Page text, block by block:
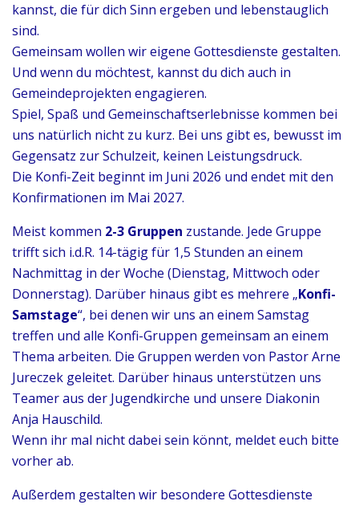
kannst, die für dich Sinn ergeben und lebenstauglich
sind.
Gemeinsam wollen wir eigene Gottesdienste gestalten.
Und wenn du möchtest, kannst du dich auch in
Gemeindeprojekten engagieren.
Spiel, Spaß und Gemeinschaftserlebnisse kommen bei
uns natürlich nicht zu kurz. Bei uns gibt es, bewusst im
Gegensatz zur Schulzeit, keinen Leistungsdruck.
Die Konfi-Zeit beginnt im Juni 2026 und endet mit den
Konfirmationen im Mai 2027.
Meist kommen 2-3 Gruppen zustande. Jede Gruppe
trifft sich i.d.R. 14-tägig für 1,5 Stunden an einem
Nachmittag in der Woche (Dienstag, Mittwoch oder
Donnerstag). Darüber hinaus gibt es mehrere „Konfi-
Samstage“, bei denen wir uns an einem Samstag
treffen und alle Konfi-Gruppen gemeinsam an einem
Thema arbeiten. Die Gruppen werden von Pastor Arne
Jureczek geleitet. Darüber hinaus unterstützen uns
Teamer aus der Jugendkirche und unsere Diakonin
Anja Hauschild.
Wenn ihr mal nicht dabei sein könnt, meldet euch bitte
vorher ab.
Außerdem gestalten wir besondere Gottesdienste